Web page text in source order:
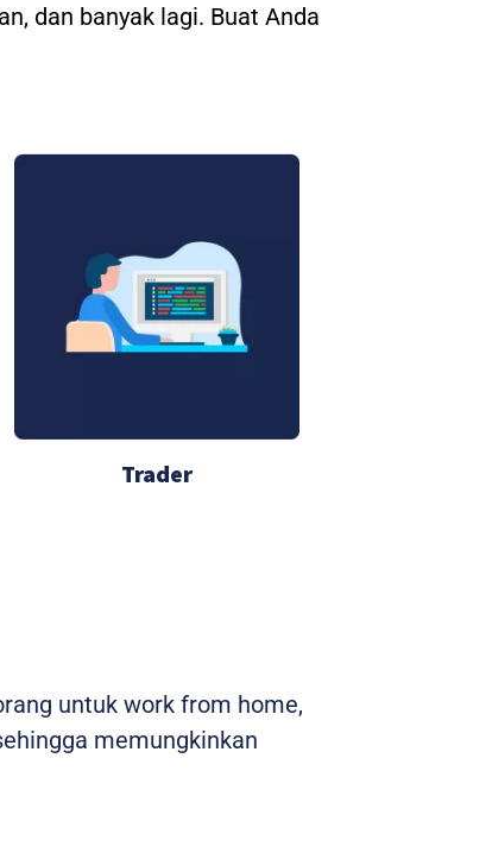
dan banyak lagi. Buat Anda
Trader
untuk work from home,
memungkinkan